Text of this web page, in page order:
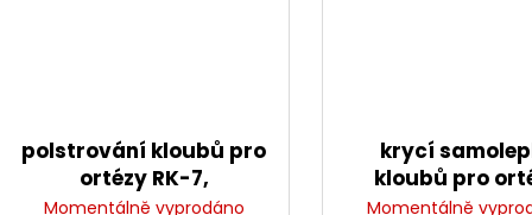
polstrování kloubů pro
ortézy RK-7,
ALPINESTARS
Momentálně vyprodáno
krycí
kloubů pro
SUPERTECH
Momentálně